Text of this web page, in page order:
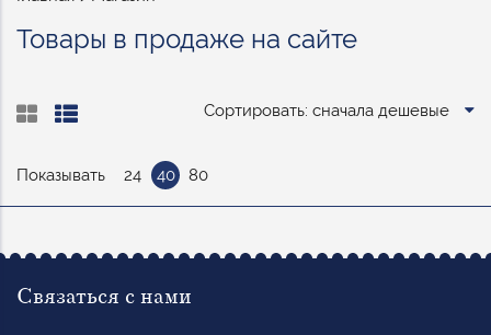
Товары в продаже на сайте
Сортировать: сначала дешевые
Показывать 24 40 80
Связаться с нами